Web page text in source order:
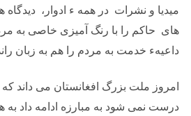
میدیا و نشرات در همه ء ادوار،
های حاکم را با رنگ آمیزی خاصی به
داعیهء خدمت به مردم را هم به زبان
امروز ملت بزرگ افغانستان می داند
درست نمی شود به مبارزه ادامه داد به